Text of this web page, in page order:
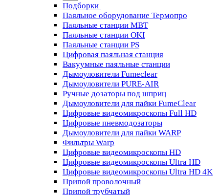
Подборки
Паяльное оборудование Термопро
Паяльные станции MBT
Паяльные станции OKI
Паяльные станции PS
Цифровая паяльная станция
Вакуумные паяльные станции
Дымоуловители Fumeclear
Дымоуловители PURE-AIR
Ручные дозаторы под шприц
Дымоуловители для пайки FumeClear
Цифровые видеомикроскопы Full HD
Цифровые пневмодозаторы
Дымоуловители для пайки WARP
Фильтры Warp
Цифровые видеомикроскопы HD
Цифровые видеомикроскопы Ultra HD
Цифровые видеомикроскопы Ultra HD 4K
Припой проволочный
Припой трубчатый